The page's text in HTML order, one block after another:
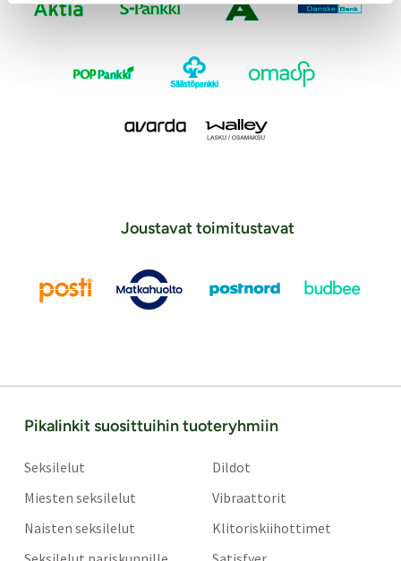
Joustavat toimitustavat
Pikalinkit suosittuihin tuoteryhmiin
Seksilelut
Miesten seksilelut
Naisten seksilelut
Dildot
Vibraattorit
Klitoriskiihottimet